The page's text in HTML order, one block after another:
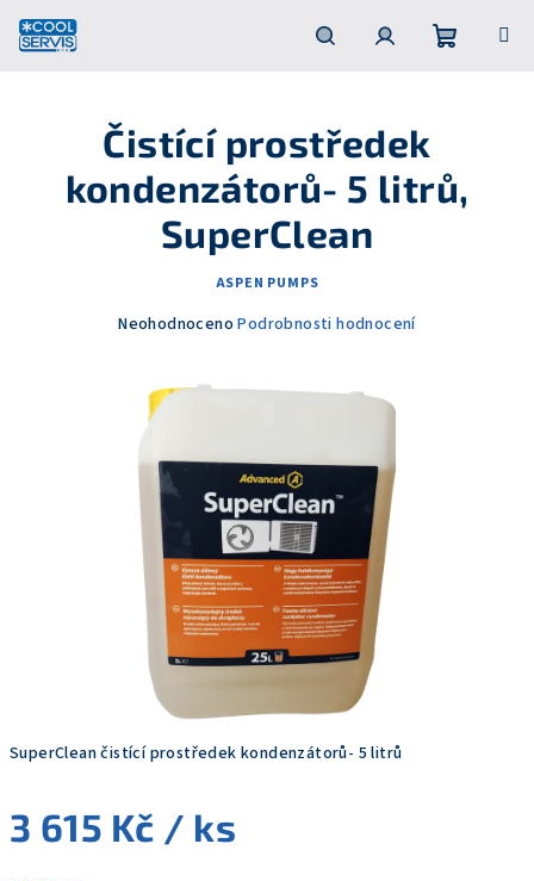
obsah
SuperClean čistící prostředek kondenzátorů- 5 litrů
3 615 Kč / ks
Čistící prostředek
kondenzátorů- 5 litrů,
SuperClean
ASPEN PUMPS
Průměrné
hvězdiček.
Neohodnoceno Podrobnosti hodnocení